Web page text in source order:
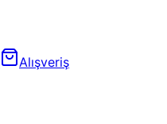
Alışveriş